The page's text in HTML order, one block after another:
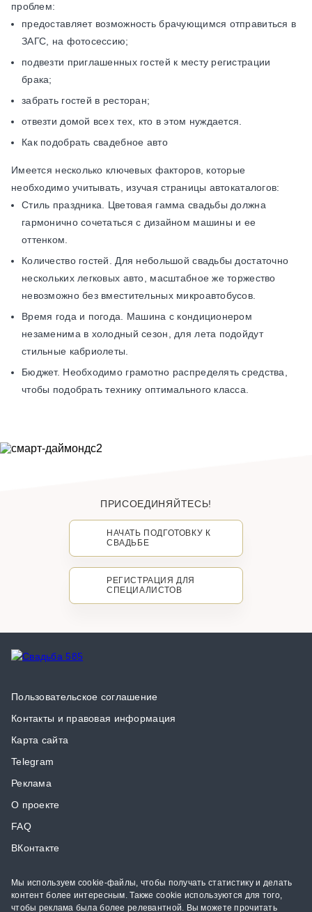
проблем:
предоставляет возможность брачующимся отправиться в
ЗАГС, на фотосессию;
подвезти приглашенных гостей к месту регистрации
брака;
забрать гостей в ресторан;
отвезти домой всех тех, кто в этом нуждается.
Как подобрать свадебное авто
Имеется несколько ключевых факторов, которые
необходимо учитывать, изучая страницы автокаталогов:
Стиль праздника. Цветовая гамма свадьбы должна
гармонично сочетаться с дизайном машины и ее
оттенком.
Количество гостей. Для небольшой свадьбы достаточно
нескольких легковых авто, масштабное же торжество
невозможно без вместительных микроавтобусов.
Время года и погода. Машина с кондиционером
незаменима в холодный сезон, для лета подойдут
стильные кабриолеты.
Бюджет. Необходимо грамотно распределять средства,
чтобы подобрать технику оптимального класса.
ПРИСОЕДИНЯЙТЕСЬ!
НАЧАТЬ ПОДГОТОВКУ К
СВАДЬБЕ
РЕГИСТРАЦИЯ ДЛЯ
СПЕЦИАЛИСТОВ
Пользовательское соглашение
Контакты и правовая информация
Карта сайта
Telegram
Реклама
О проекте
FAQ
ВКонтакте
Мы используем cookie-файлы, чтобы получать статистику и делать
контент более интересным. Также cookie используются для того,
чтобы реклама была более релевантной. Вы можете прочитать